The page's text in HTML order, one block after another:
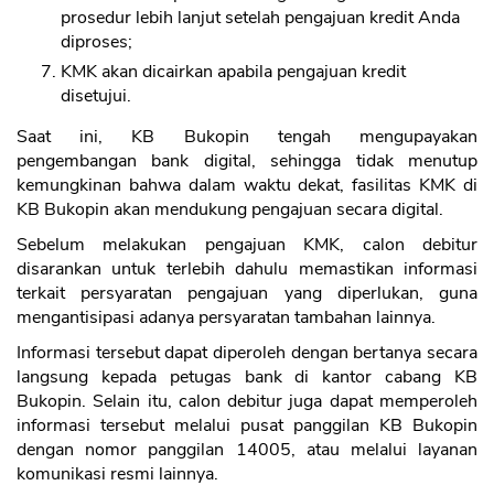
prosedur lebih lanjut setelah pengajuan kredit Anda
diproses;
KMK akan dicairkan apabila pengajuan kredit
disetujui.
Saat ini, KB Bukopin tengah mengupayakan
pengembangan bank digital, sehingga tidak menutup
kemungkinan bahwa dalam waktu dekat, fasilitas KMK di
KB Bukopin akan mendukung pengajuan secara digital.
Sebelum melakukan pengajuan KMK, calon debitur
disarankan untuk terlebih dahulu memastikan informasi
terkait persyaratan pengajuan yang diperlukan, guna
mengantisipasi adanya persyaratan tambahan lainnya.
Informasi tersebut dapat diperoleh dengan bertanya secara
langsung kepada petugas bank di kantor cabang KB
Bukopin. Selain itu, calon debitur juga dapat memperoleh
informasi tersebut melalui pusat panggilan KB Bukopin
dengan nomor panggilan 14005, atau melalui layanan
komunikasi resmi lainnya.